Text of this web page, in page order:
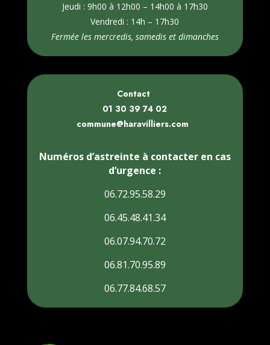
Jeudi : 9h00 à 12h00 – 14h00 à 17h30
Vendredi : 14h – 17h30
Fermée les mercredis, samedis et dimanches
Contact
01 30 39 74 02
commune@haravilliers.com
Numéros d’astreinte à contacter en cas
d’urgence :
06.72.95.58.29
06.45.48.41.34
06.07.94.70.72
06.81.70.95.89
06.77.84.68.57